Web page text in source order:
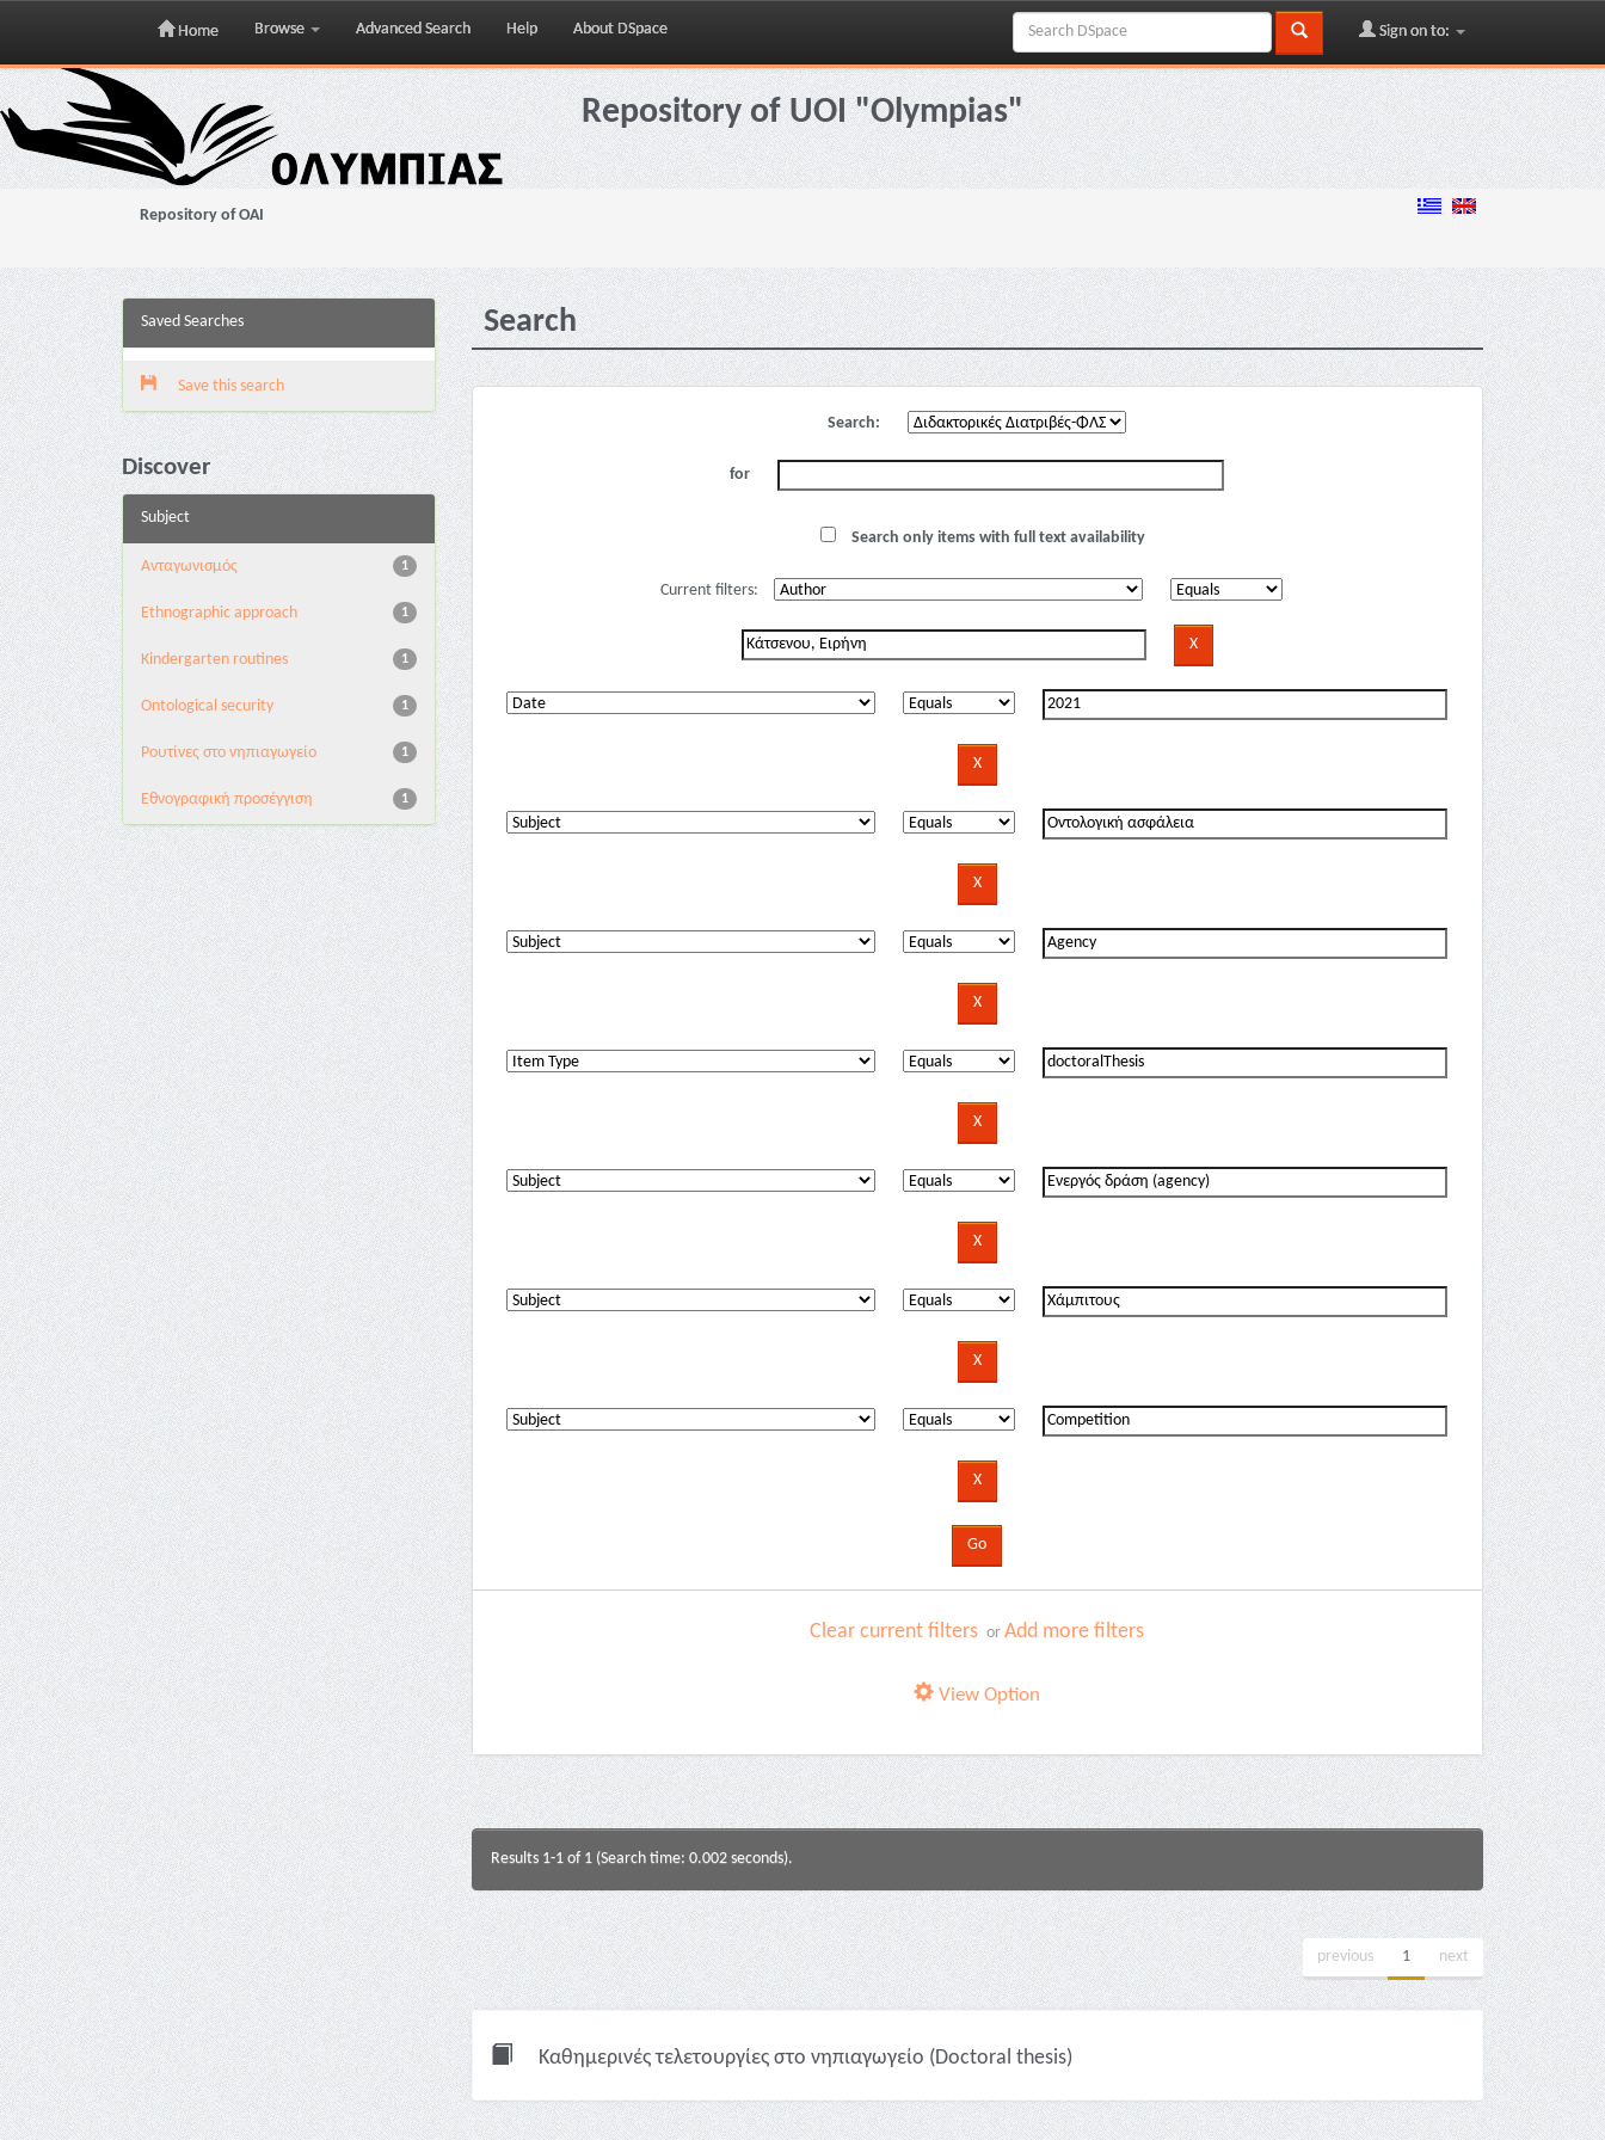
Skip
navigation
Home Browse Advanced Search Help About DSpace Sign on to:
Repository of UOI "Olympias"
Repository of OAI
Saved Searches
Save this search
Discover
Subject
1
Aνταγωνισμός
1
Ethnographic approach
1
Kindergarten routines
1
Ontological security
1
Pουτίνες στο νηπιαγωγείο
1
Εθνογραφική προσέγγιση
Search
Search:
for
Search only items with full text availability
Current filters:
Clear current filters orAdd more filters
View Option
Results 1-1 of 1 (Search time: 0.002 seconds).
previous 1 next
Καθημερινές τελετουργίες στο νηπιαγωγείο (Doctoral thesis)